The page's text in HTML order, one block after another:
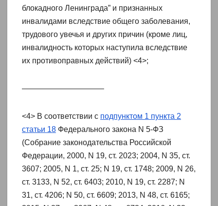
блокадного Ленинграда” и признанных
инвалидами вследствие общего заболевания,
трудового увечья и других причин (кроме лиц,
инвалидность которых наступила вследствие
их противоправных действий) <4>;
——————————–
<4> В соответствии с подпунктом 1 пункта 2
статьи 18 Федерального закона N 5-ФЗ
(Собрание законодательства Российской
Федерации, 2000, N 19, ст. 2023; 2004, N 35, ст.
3607; 2005, N 1, ст. 25; N 19, ст. 1748; 2009, N 26,
ст. 3133, N 52, ст. 6403; 2010, N 19, ст. 2287; N
31, ст. 4206; N 50, ст. 6609; 2013, N 48, ст. 6165;